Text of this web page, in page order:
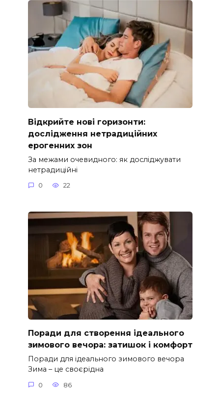
Відкрийте нові горизонти:
дослідження нетрадиційних
ерогенних зон
За межами очевидного: як досліджувати
нетрадиційні
0 22
Поради для створення ідеального
зимового вечора: затишок і комфорт
Поради для ідеального зимового вечора
Зима – це своєрідна
0 86